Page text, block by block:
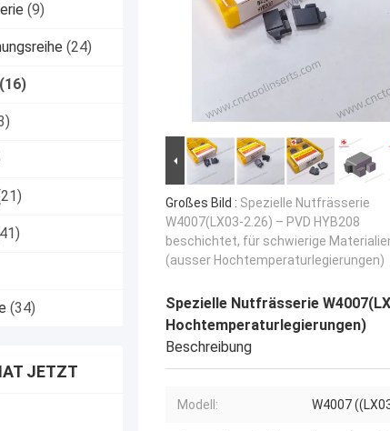
(9)
(24)
(16)
(34)
JETZT
Großes Bild : Spezielle Nutfrässerie
W4007(LX03-2.26) – PVD HYB208
beschichtet, für schwierige
(ausser Hochtemperaturlegierungen)
Spezielle Nutfrässerie
Hochtemperaturlegierungen)
Beschreibung
Modell: W4007